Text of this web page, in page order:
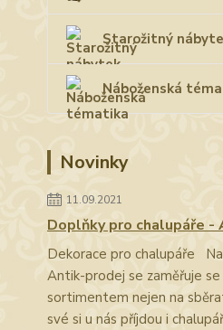
Starožitný
Náboženská
Novinky
11.09.2021
Doplňky pro chalupáře -
Dekorace pro chalupáře
Antik-prodej se zaměřuje se
sortimentem nejen na
své si u nás příjdou i